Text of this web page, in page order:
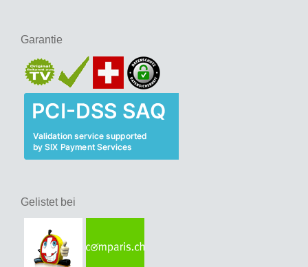
Garantie
Gelistet bei